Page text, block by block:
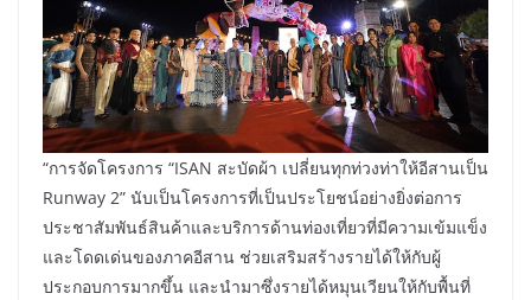
“การจัดโครงการ “ISAN สะบัดผ้า เปลี่ยนทุกท่วงท่าให้อีสานเป็น
Runway 2” นับเป็นโครงการที่เป็นประโยชน์อย่างยิ่งต่อการ
ประชาสัมพันธ์สินค้าและบริการด้านท่องเที่ยวที่มีความเข้มแข็ง
และโดดเด่นของภาคอีสาน ช่วยเสริมสร้างรายได้ให้กับผู้
ประกอบการมากขึ้น และนำมาซึ่งรายได้หมุนเวียนให้กับพื้นที่